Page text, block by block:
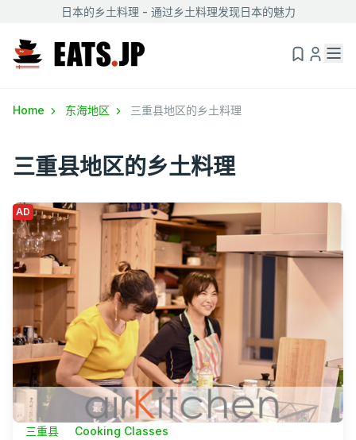
日本的乡土料理 - 通过乡土料理发现日本的魅力
Home 东海地区 三重县地区的乡土料理
三重县地区的乡土料理
AD
三重县 Cooking Classes